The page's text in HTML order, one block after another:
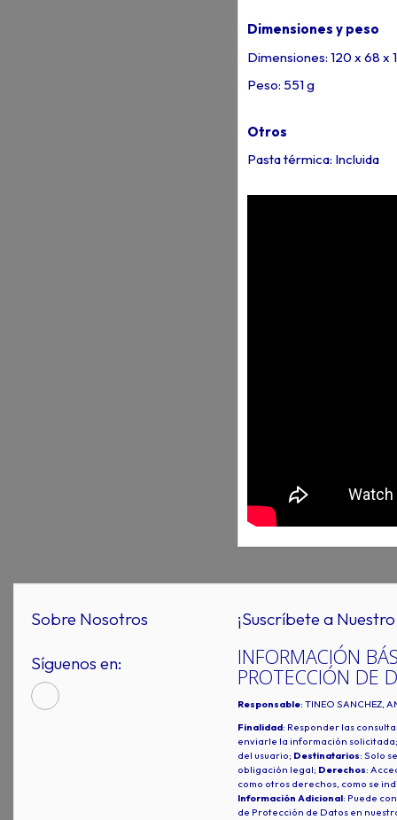
Dimensiones y peso
Dimensiones: 120 x 68 x
Peso: 551 g
Otros
Pasta térmica: Incluida
Sobre Nosotros
Síguenos en:
¡Suscríbete a
INFORMACIÓN
PROTECCIÓN DE
Responsable: TINEO SANCHEZ,
Finalidad: Responder las
enviarle la información
del usuario; Destinatarios: Solo
obligación legal; Derechos:
como otros derechos, como se
Información Adicional: Puede
de Protección de Datos en